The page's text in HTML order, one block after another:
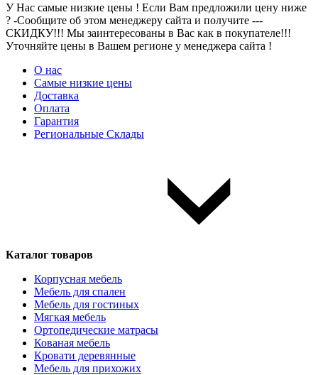
У Нас самые низкие цены ! Если Вам предложили цену ниже
? -Сообщите об этом менеджеру сайта и получите ---
СКИДКУ!!! Мы заинтересованы в Вас как в покупателе!!!
Уточняйте цены в Вашем регионе у менеджера сайта !
О нас
Самые низкие цены
Доставка
Оплата
Гарантия
Региональные Склады
Каталог товаров
Корпусная мебель
Мебель для спален
Мебель для гостиных
Мягкая мебель
Ортопедические матрасы
Кованая мебель
Кровати деревянные
Мебель для прихожих